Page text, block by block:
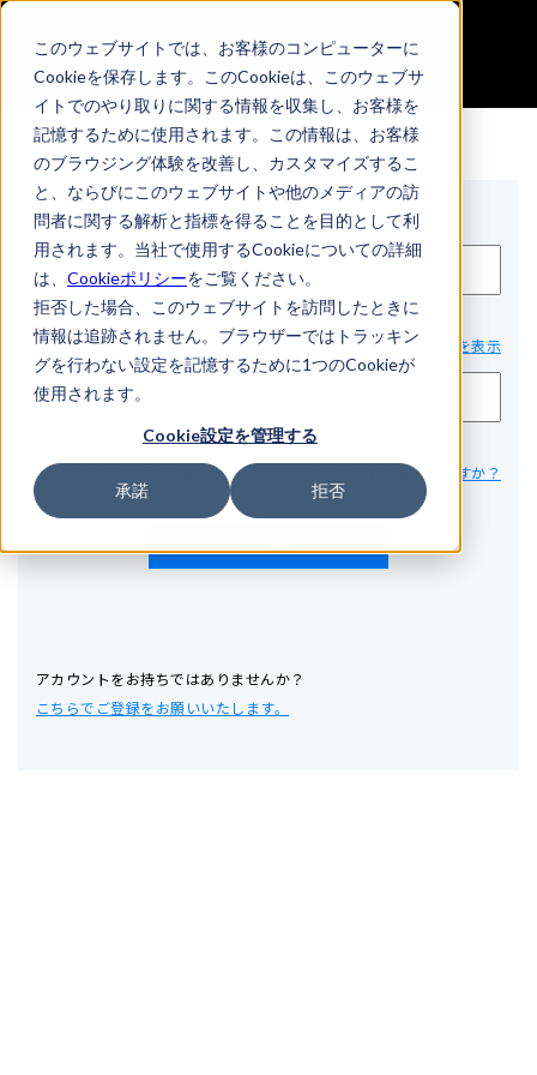
このウェブサイトでは、お客様のコンピューターに
Cookieを保存します。このCookieは、このウェブサ
イトでのやり取りに関する情報を収集し、お客様を
記憶するために使用されます。この情報は、お客様
のブラウジング体験を改善し、カスタマイズするこ
と、ならびにこのウェブサイトや他のメディアの訪
問者に関する解析と指標を得ることを目的として利
用されます。当社で使用するCookieについての詳細
は、 Cookieポリシーをご覧ください。
拒否した場合、このウェブサイトを訪問したときに
情報は追跡されません。ブラウザーではトラッキン
グを行わない設定を記憶するために1つのCookieが
使用されます。
Cookie設定を管理する
承諾 拒否
サインイン
Eメール*
パスワード* パスワードを表示
パスワードをお忘れですか？
アカウントをお持ちではありませんか？
こちらでご登録をお願いいたします。